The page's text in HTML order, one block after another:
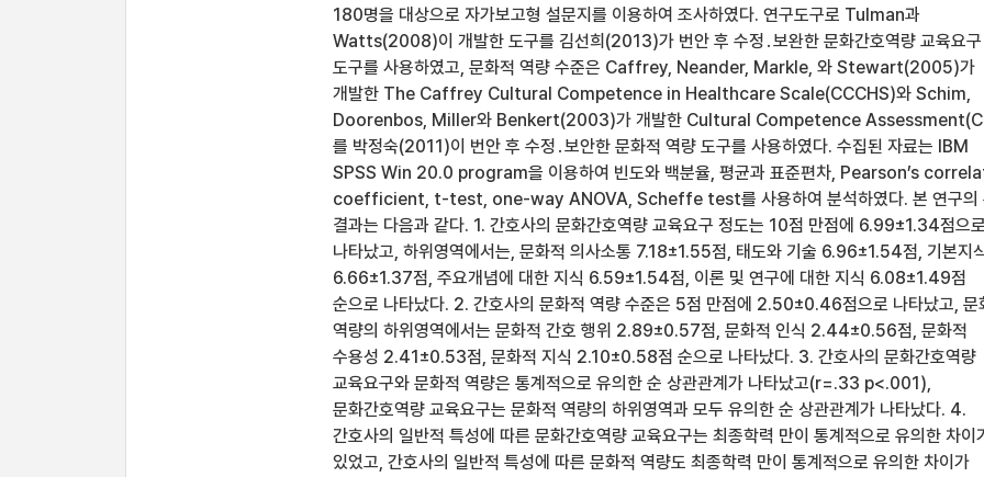
180명을 대상으로 자가보고형 설문지를 이용하여 조사하였다. 연구도구로 Tulman과
Watts(2008)이 개발한 도구를 김선희(2013)가 번안 후 수정․보완한 문화간호역량 교육요구
도구를 사용하였고, 문화적 역량 수준은 Caffrey, Neander, Markle, 와 Stewart(2005)가
개발한 The Caffrey Cultural Competence in Healthcare Scale(CCCHS)와 Schim,
Doorenbos, Miller와 Benkert(2003)가 개발한 Cultural Competence
를 박정숙(2011)이 번안 후 수정․보안한 문화적 역량 도구를 사용하였다. 수집된 자료는 IBM
SPSS Win 20.0 program을 이용하여 빈도와 백분율, 평균과 표준편차, Pearson’s
coefficient, t-test, one-way ANOVA, Scheffe test를 사용하여 분석하였다. 본 연구의
결과는 다음과 같다. 1. 간호사의 문화간호역량 교육요구 정도는 10점 만점에 6.99±1.34점으로
나타났고, 하위영역에서는, 문화적 의사소통 7.18±1.55점, 태도와 기술 6.96±1.54점, 기본지
6.66±1.37점, 주요개념에 대한 지식 6.59±1.54점, 이론 및 연구에 대한 지식 6.08±1.49점
순으로 나타났다. 2. 간호사의 문화적 역량 수준은 5점 만점에 2.50±0.46점으로 나타났고, 문
역량의 하위영역에서는 문화적 간호 행위 2.89±0.57점, 문화적 인식 2.44±0.56점, 문화적
수용성 2.41±0.53점, 문화적 지식 2.10±0.58점 순으로 나타났다. 3. 간호사의 문화간호역량
교육요구와 문화적 역량은 통계적으로 유의한 순 상관관계가 나타났고(r=.33 p<.001),
문화간호역량 교육요구는 문화적 역량의 하위영역과 모두 유의한 순 상관관계가 나타났다. 4.
간호사의 일반적 특성에 따른 문화간호역량 교육요구는 최종학력 만이 통계적으로 유의한 차이
있었고, 간호사의 일반적 특성에 따른 문화적 역량도 최종학력 만이 통계적으로 유의한 차이가